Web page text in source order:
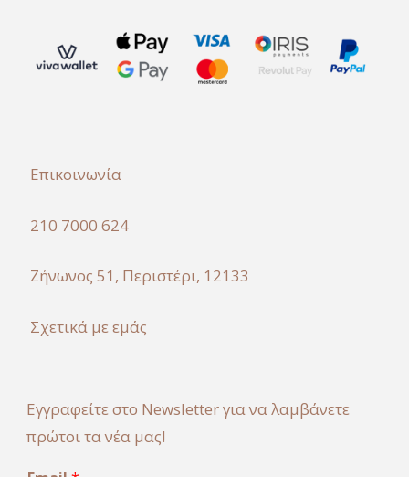
Επικοινωνία
210 7000 624
Ζήνωνος 51, Περιστέρι, 12133
Σχετικά με εμάς
Εγγραφείτε στο Newsletter για να λαμβάνετε
πρώτοι τα νέα μας!
E